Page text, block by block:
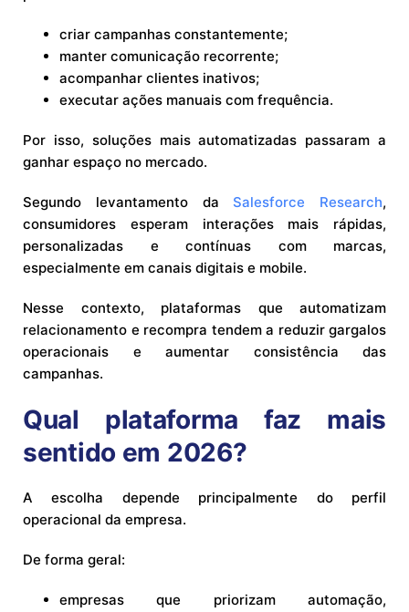
criar campanhas constantemente;
manter comunicação recorrente;
acompanhar clientes inativos;
executar ações manuais com frequência.
Por isso, soluções mais automatizadas passaram a
ganhar espaço no mercado.
Segundo levantamento da Salesforce Research,
consumidores esperam interações mais rápidas,
personalizadas e contínuas com marcas,
especialmente em canais digitais e mobile.
Nesse contexto, plataformas que automatizam
relacionamento e recompra tendem a reduzir gargalos
operacionais e aumentar consistência das
campanhas.
Qual plataforma faz mais
sentido em 2026?
A escolha depende principalmente do perfil
operacional da empresa.
De forma geral:
empresas que priorizam automação,